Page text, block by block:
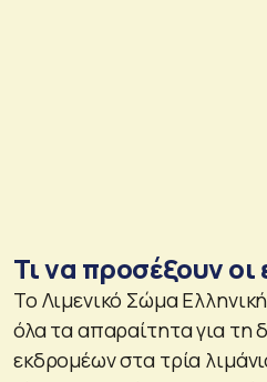
Τι να προσέξουν οι
Το Λιμενικό Σώμα
όλα τα απαραίτητα για τη
εκδρομέων στα τρία